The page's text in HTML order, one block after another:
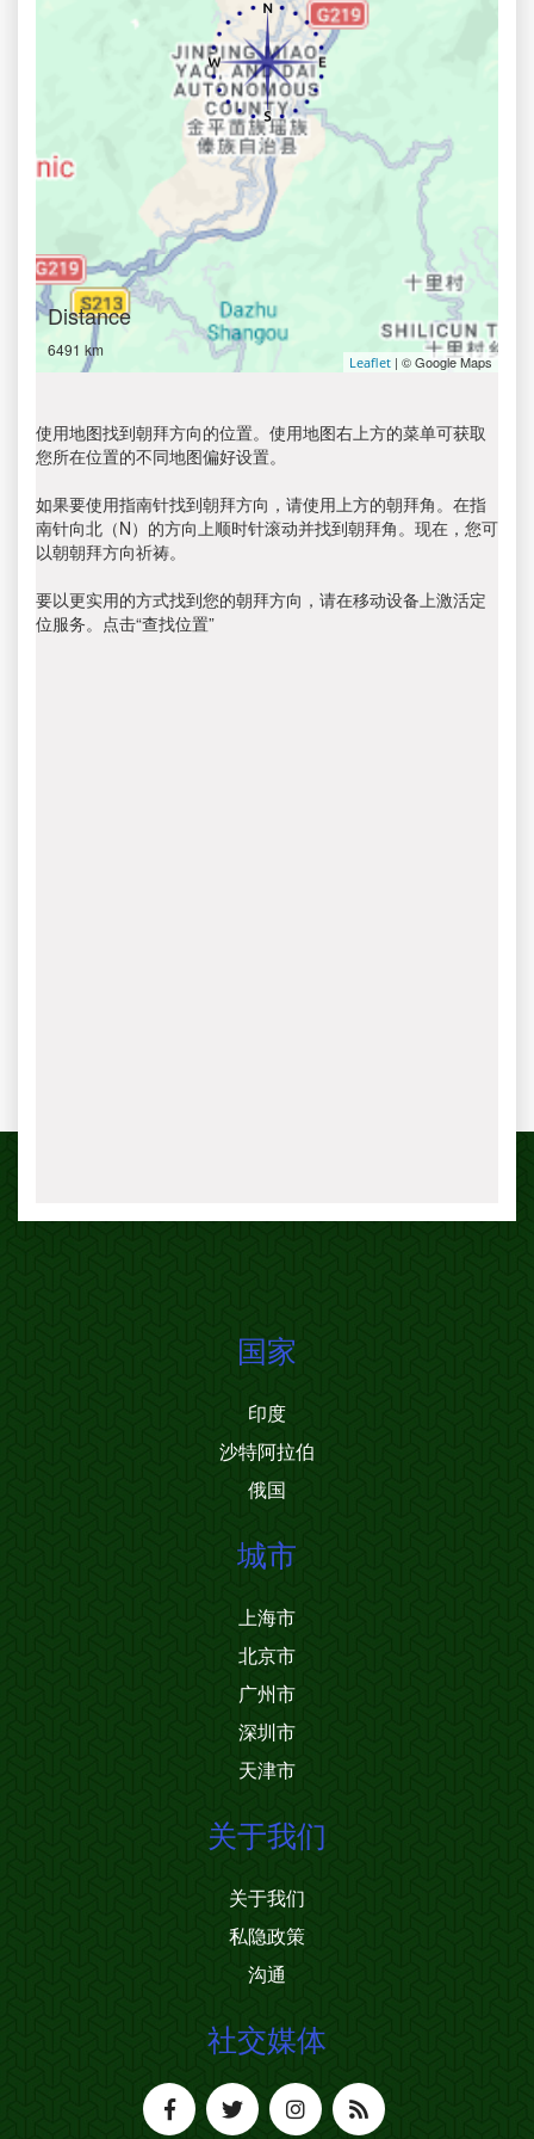
Distance
6491 km
Leaflet | © Google Maps
使用地图找到朝拜方向的位置。使用地图右上方的菜单可获取
您所在位置的不同地图偏好设置。
如果要使用指南针找到朝拜方向，请使用上方的朝拜角。在指
南针向北（N）的方向上顺时针滚动并找到朝拜角。现在，您可
以朝朝拜方向祈祷。
要以更实用的方式找到您的朝拜方向，请在移动设备上激活定
位服务。点击“查找位置”
国家
印度
沙特阿拉伯
俄国
城市
上海市
北京市
广州市
深圳市
天津市
关于我们
关于我们
私隐政策
沟通
社交媒体